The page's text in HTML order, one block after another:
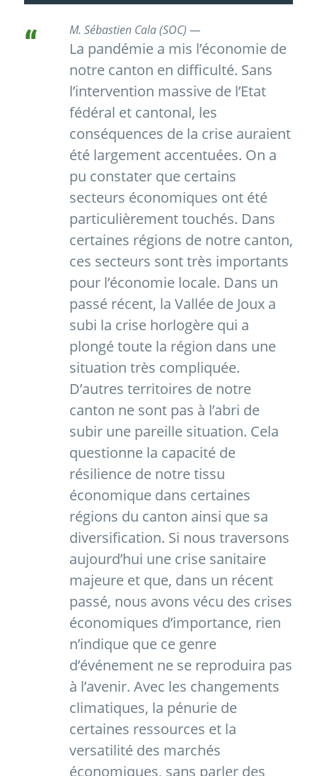
M. Sébastien Cala (SOC) —
La pandémie a mis l’économie de
notre canton en difficulté. Sans
l’intervention massive de l’Etat
fédéral et cantonal, les
conséquences de la crise auraient
été largement accentuées. On a
pu constater que certains
secteurs économiques ont été
particulièrement touchés. Dans
certaines régions de notre canton,
ces secteurs sont très importants
pour l’économie locale. Dans un
passé récent, la Vallée de Joux a
subi la crise horlogère qui a
plongé toute la région dans une
situation très compliquée.
D’autres territoires de notre
canton ne sont pas à l’abri de
subir une pareille situation. Cela
questionne la capacité de
résilience de notre tissu
économique dans certaines
régions du canton ainsi que sa
diversification. Si nous traversons
aujourd’hui une crise sanitaire
majeure et que, dans un récent
passé, nous avons vécu des crises
économiques d’importance, rien
n’indique que ce genre
d’événement ne se reproduira pas
à l’avenir. Avec les changements
climatiques, la pénurie de
certaines ressources et la
versatilité des marchés
économiques, sans parler des